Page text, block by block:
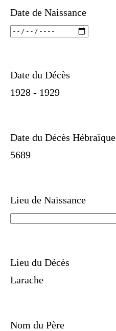
Date de Naissance
Date du Décès
1928 - 1929
Date du Décès Hébraïque
5689
Lieu de Naissance
Lieu du Décès
Larache
Nom du Père